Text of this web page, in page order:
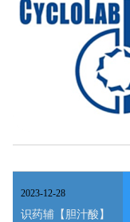
识药辅【胆汁酸】
2023-12-28